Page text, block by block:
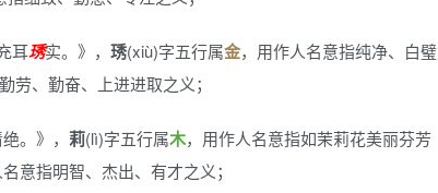
耳琇实。》 ， 琇(xiù)字五行属金，用作人名意指纯净、白璧
劳、勤奋、上进进取之义；
。》 ， 莉(lì)字五行属木，用作人名意指如茉莉花美丽芬芳
意指明智、杰出、有才之义；